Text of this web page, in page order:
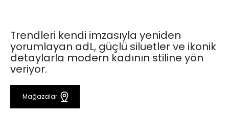
Trendleri kendi imzasıyla yeniden
yorumlayan adL, güçlü siluetler ve ikonik
detaylarla modern kadının stiline yön
veriyor.
Mağazalar